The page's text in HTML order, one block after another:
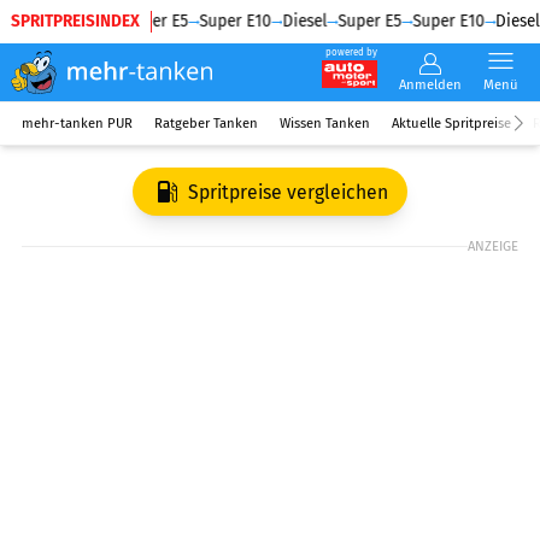
SPRITPREISINDEX
Diesel Super E5 Super E10 Diesel Super E5 Super E10 Diesel
powered by
Anmelden Menü
mehr-tanken PUR Ratgeber Tanken Wissen Tanken Aktuelle Spritpreise
Spritpreise vergleichen
ANZEIGE